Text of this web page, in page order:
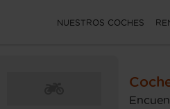
NUESTROS COCHES